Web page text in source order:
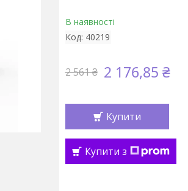
В наявності
Код: 40219
2 561 ₴ 2 176,85 ₴
Купити
Купити з